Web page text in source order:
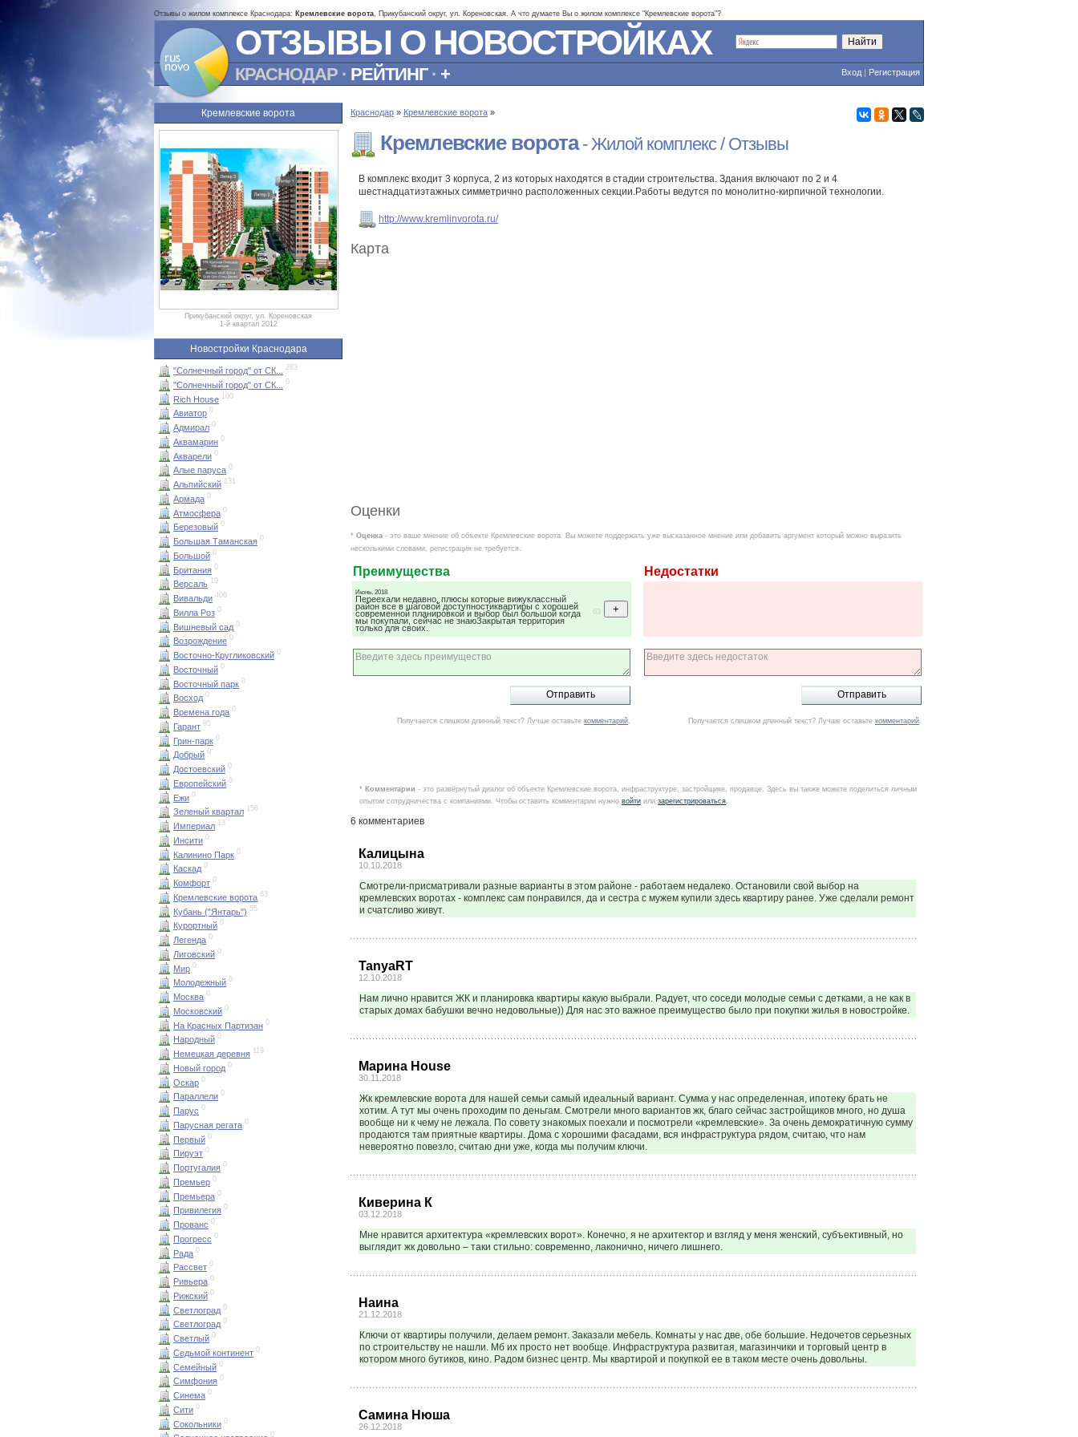
Отзывы о жилом комплексе Краснодара: Кремлевские ворота, Прикубанский округ, ул. Кореновская. А что думаете Вы о жилом комплексе "Кремлевские ворота"?
ОТЗЫВЫ О НОВОСТРОЙКАХ
Вход | Регистрация
КРАСНОДАР · РЕЙТИНГ· +
Кремлевские ворота
Прикубанский округ, ул. Кореновская
1-й квартал 2012
Новостройки Краснодара
"Солнечный город" от СК... 283
"Солнечный город" от СК... 0
Rich House 100
Авиатор 0
Адмирал 0
Аквамарин 0
Акварели 0
Алые паруса 0
Альпийский 131
Армада 0
Атмосфера 0
Березовый 0
Большая Таманская 0
Большой 0
Британия 0
Версаль 19
Вивальди 406
Вилла Роз 0
Вишневый сад 0
Возрождение 0
Восточно-Кругликовский 0
Восточный 0
Восточный парк 0
Восход 0
Времена года 0
Гарант 95
Грин-парк 0
Добрый 0
Достоевский 0
Европейский 0
Ежи 0
Зеленый квартал 156
Империал 13
Инсити 0
Калинино Парк 0
Каскад 0
Комфорт 0
Кремлевские ворота 63
Кубань ("Янтарь") 55
Курортный 0
Легенда 0
Лиговский 0
Мир 0
Молодежный 0
Москва 0
Московский 0
На Красных Партизан 0
Народный 0
Немецкая деревня 119
Новый город 0
Оскар 0
Параллели 0
Парус 0
Парусная регата 0
Первый 0
Пируэт 0
Португалия 0
Премьер 0
Премьера 0
Привилегия 0
Прованс 0
Прогресс 0
Рада 0
Рассвет 0
Ривьера 0
Рижский 0
Светлоград 0
Светлоград 0
Светлый 0
Седьмой континент 0
Семейный 0
Симфония 0
Синема 0
Сити 0
Сокольники 0
0
Краснодар » Кремлевские ворота »
Кремлевские ворота- Жилой комплекс / Отзывы
В комплекс входит 3 корпуса, 2 из которых находятся в стадии строительства. Здания включают по 2 и 4
шестнадцатиэтажных симметрично расположенных секции.Работы ведутся по монолитно-кирпичной технологии.
http://www.kremlinvorota.ru/
Карта
Оценки
* Оценка - это ваше мнение об объекте Кремлевские ворота. Вы можете поддержать уже высказанное мнение или добавить аргумент который можно выразить
несколькими словами, регистрация не требуется.
Преимущества Недостатки
Июнь, 2018
Переехали недавно, плюсы которые вижуклассный
район все в шаговой доступностиквартиры с хорошей
современной планировкой и выбор был большой когда
мы покупали, сейчас не знаюЗакрытая территория
только для своих.
63
Получается слишком длинный текст? Лучше оставьте комментарий. Получается слишком длинный текст? Лучше оставьте комментарий.
* Комментарии - это развёрнутый диалог об объекте Кремлевские ворота, инфраструктуре, застройщике, продавце. Здесь вы также можете поделиться личным
опытом сотрудничества с компаниями. Чтобы оставить комментарии нужно войти или зарегистрироваться.
6 комментариев
Калицына
10.10.2018
Смотрели-присматривали разные варианты в этом районе - работаем недалеко. Остановили свой выбор на
кремлевских воротах - комплекс сам понравился, да и сестра с мужем купили здесь квартиру ранее. Уже сделали ремонт
и счатсливо живут.
TanyaRT
12.10.2018
Нам лично нравится ЖК и планировка квартиры какую выбрали. Радует, что соседи молодые семьи с детками, а не как в
старых домах бабушки вечно недовольные)) Для нас это важное преимущество было при покупки жилья в новостройке.
Марина House
30.11.2018
Жк кремлевские ворота для нашей семьи самый идеальный вариант. Сумма у нас определенная, ипотеку брать не
хотим. А тут мы очень проходим по деньгам. Смотрели много вариантов жк, благо сейчас застройщиков много, но душа
вообще ни к чему не лежала. По совету знакомых поехали и посмотрели «кремлевские». За очень демократичную сумму
продаются там приятные квартиры. Дома с хорошими фасадами, вся инфраструктура рядом, считаю, что нам
невероятно повезло, считаю дни уже, когда мы получим ключи.
Киверина К
03.12.2018
Мне нравится архитектура «кремлевских ворот». Конечно, я не архитектор и взгляд у меня женский, субъективный, но
выглядит жк довольно – таки стильно: современно, лаконично, ничего лишнего.
Наина
21.12.2018
Ключи от квартиры получили, делаем ремонт. Заказали мебель. Комнаты у нас две, обе большие. Недочетов серьезных
по строительству не нашли. Мб их просто нет вообще. Инфраструктура развитая, магазинчики и торговый центр в
котором много бутиков, кино. Радом бизнес центр. Мы квартирой и покупкой ее в таком месте очень довольны.
Самина Нюша
26.12.2018